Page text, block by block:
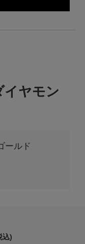
イヤモン
ールド
込)